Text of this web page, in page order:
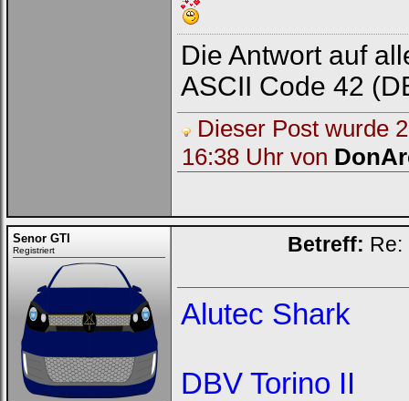
Die Antwort auf
ASCII Code 42
Dieser Post wurde
16:38 Uhr von
Senor GTI
Registriert Betreff:
Alutec Shark
DBV Torino II